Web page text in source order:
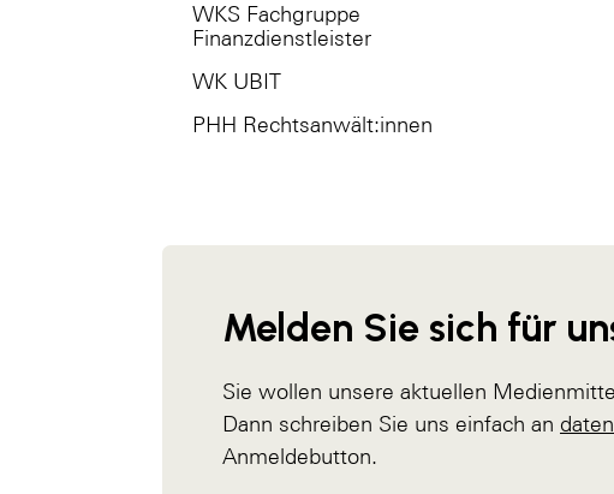
WKS Fachgruppe
Finanzdienstleister
WK UBIT
PHH Rechtsanwält:innen
Melden Sie sich für
Sie wollen unsere aktuellen
Dann schreiben Sie uns einfach an
Anmeldebutton.